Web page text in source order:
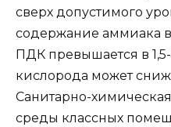
сверх допустимого
содержание аммиака в
ПДК превышается в
кислорода может
Санитарно-
среды классных